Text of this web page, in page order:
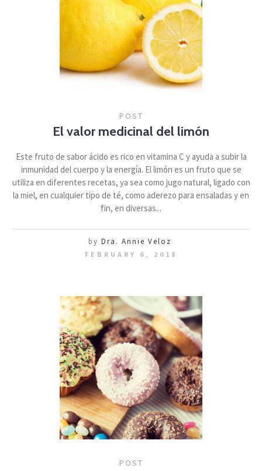
POST
El valor medicinal del limón
Este fruto de sabor ácido es rico en vitamina C y ayuda a subir la
inmunidad del cuerpo y la energía. El limón es un fruto que se
utiliza en diferentes recetas, ya sea como jugo natural, ligado con
la miel, en cualquier tipo de té, como aderezo para ensaladas y en
fin, en diversas...
by Dra. Annie Veloz
FEBRUARY 6, 2018
POST